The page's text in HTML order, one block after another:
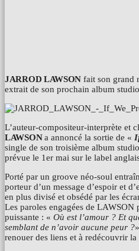
JARROD LAWSON fait son grand
extrait de son prochain album
L’auteur-compositeur-interprète et
LAWSONa annoncé la sortie de «
single de son troisième album
prévue le 1er mai sur le label
Porté par un groove néo-soul
porteur d’un message d’espoir et
en plus divisé et obsédé par les
Les paroles engagées de
puissante : « Où est l’amour ? Et
semblant de n’avoir aucune peur ?
renouer des liens et à redécouvrir la